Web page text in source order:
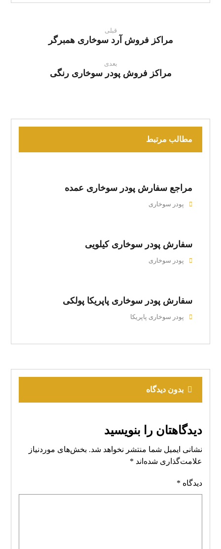
قبلی
مراکز فروش آرد سوخاری همبرگر
بعدی
مراکز فروش پودر سوخاری رنگی
مطالب مرتبط
مراجع سفارش پودر سوخاری عمده
پودر سوخاری
سفارش پودر سوخاری کیلویی
پودر سوخاری
سفارش پودر سوخاری پاپریکا پولکی
پودر سوخاری پاپریکا
بدون دیدگاه
دیدگاهتان را بنویسید
نشانی ایمیل شما منتشر نخواهد شد. بخش‌های موردنیاز
علامت‌گذاری شده‌اند *
دیدگاه *